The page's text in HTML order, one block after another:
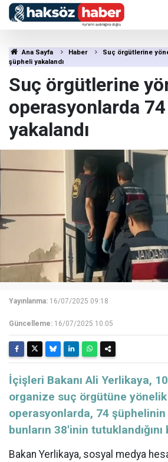
Ana Sayfa Haber
Suç örgütlerine
şüpheli yakalandı
Suç örgütlerine
operasyonlarda
yakalandı
Yayınlanma: 16/07/2025 09:18
Güncelleme: 16/07/2025 10:05
İçişleri Bakanı Ali Yerlikaya,
organize suç örgütüne
operasyonlarda, 74 şüphelinin
bunların 38'inin
Bakan Yerlikaya, sosyal medya